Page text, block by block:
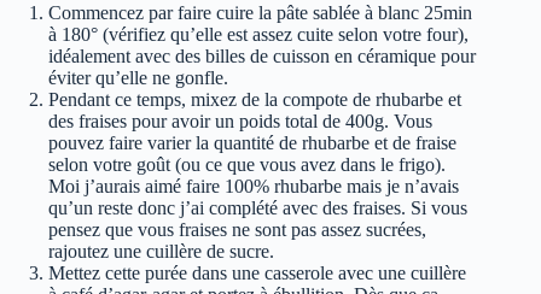
Commencez par faire cuire la pâte sablée à blanc 25min
à 180° (vérifiez qu’elle est assez cuite selon votre four),
idéalement avec des billes de cuisson en céramique pour
éviter qu’elle ne gonfle.
Pendant ce temps, mixez de la compote de rhubarbe et
des fraises pour avoir un poids total de 400g. Vous
pouvez faire varier la quantité de rhubarbe et de fraise
selon votre goût (ou ce que vous avez dans le frigo).
Moi j’aurais aimé faire 100% rhubarbe mais je n’avais
qu’un reste donc j’ai complété avec des fraises. Si vous
pensez que vous fraises ne sont pas assez sucrées,
rajoutez une cuillère de sucre.
Mettez cette purée dans une casserole avec une cuillère